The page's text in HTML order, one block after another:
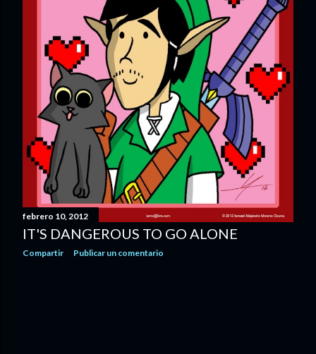
febrero 10, 2012
IT'S DANGEROUS TO GO ALONE
Compartir Publicar un comentario